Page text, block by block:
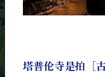
塔普伦寺是拍［